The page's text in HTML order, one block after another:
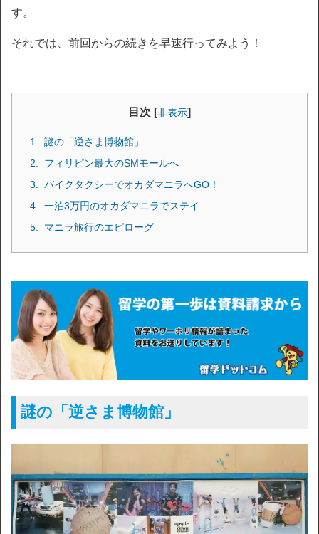
す。
それでは、前回からの続きを早速行ってみよう！
目次 [非表示]
謎の「逆さま博物館」
フィリピン最大のSMモールへ
バイクタクシーでオカダマニラへGO！
一泊3万円のオカダマニラでステイ
マニラ旅行のエピローグ
謎の「逆さま博物館」